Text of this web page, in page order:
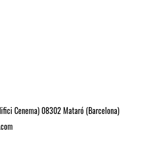
Cenema) 08302 Mataró (Barcelona)